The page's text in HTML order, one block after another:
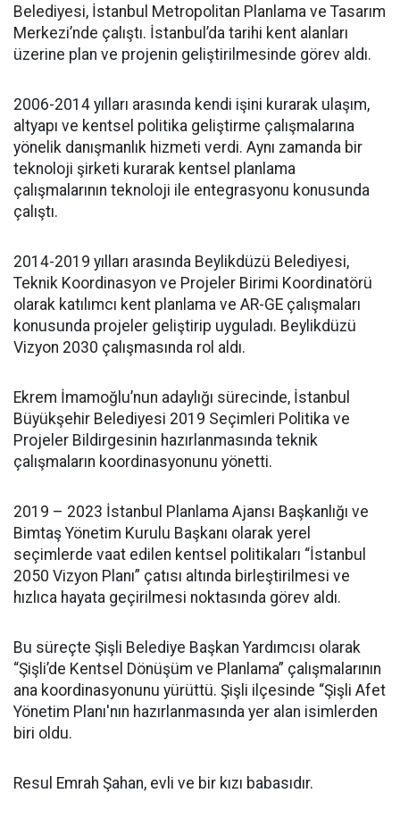
Belediyesi, İstanbul Metropolitan Planlama ve Tasarım
Merkezi’nde çalıştı. İstanbul’da tarihi kent alanları
üzerine plan ve projenin geliştirilmesinde görev aldı.
2006-2014 yılları arasında kendi işini kurarak ulaşım,
altyapı ve kentsel politika geliştirme çalışmalarına
yönelik danışmanlık hizmeti verdi. Aynı zamanda bir
teknoloji şirketi kurarak kentsel planlama
çalışmalarının teknoloji ile entegrasyonu konusunda
çalıştı.
2014-2019 yılları arasında Beylikdüzü Belediyesi,
Teknik Koordinasyon ve Projeler Birimi Koordinatörü
olarak katılımcı kent planlama ve AR-GE çalışmaları
konusunda projeler geliştirip uyguladı. Beylikdüzü
Vizyon 2030 çalışmasında rol aldı.
Ekrem İmamoğlu’nun adaylığı sürecinde, İstanbul
Büyükşehir Belediyesi 2019 Seçimleri Politika ve
Projeler Bildirgesinin hazırlanmasında teknik
çalışmaların koordinasyonunu yönetti.
2019 – 2023 İstanbul Planlama Ajansı Başkanlığı ve
Bimtaş Yönetim Kurulu Başkanı olarak yerel
seçimlerde vaat edilen kentsel politikaları “İstanbul
2050 Vizyon Planı” çatısı altında birleştirilmesi ve
hızlıca hayata geçirilmesi noktasında görev aldı.
Bu süreçte Şişli Belediye Başkan Yardımcısı olarak
“Şişli’de Kentsel Dönüşüm ve Planlama” çalışmalarının
ana koordinasyonunu yürüttü. Şişli ilçesinde “Şişli Afet
Yönetim Planı'nın hazırlanmasında yer alan isimlerden
biri oldu.
Resul Emrah Şahan, evli ve bir kızı babasıdır.